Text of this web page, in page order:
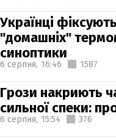
Українці
"домашніх"
синоптики
6 серпня, 16:46 1587
Грози накриють
сильної спеки:
6 серпня, 15:54 376